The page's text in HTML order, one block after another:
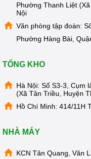
TỨC
SỰ
KIỆN
HƯỚNG
CHƯƠNG
TRÌNH
KANGAROO
TRÌNH
DỊCH
Phường Thanh Liệt
Nội
Văn phòng tập đoàn:
Phường Hàng Bài,
TỔNG KHO
Hà Nội: Số S3-3, Cụm
(Xã Tân Triều, Huyện
Hồ Chí Minh: 414/11H
NHÀ MÁY
KCN Tân Quang, Văn